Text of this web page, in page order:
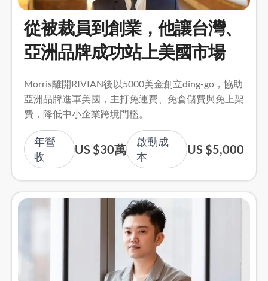
從被裁員到創業，他讓台灣、
亞洲品牌成功站上美國市場
Morris離開RIVIAN後以5000美金創立ding-go，協助
亞洲品牌進軍美國，主打免運費、免倉儲費與免上架
費，降低中小企業跨境門檻。
年營
收
US $30萬
啟動成
本
US $5,000